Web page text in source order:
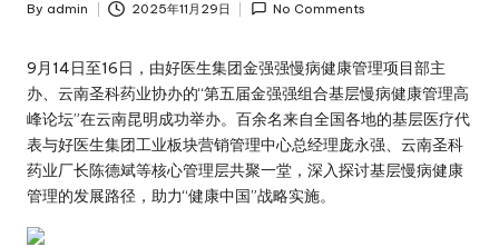
Posted
By admin 2025年11月29日 No Comments
9月14日至16日，由好医生集团金强强慢病健康管理项目部主
办、云南圣科药业协办的“第五届金强强组合基层慢病健康管理高
峰论坛”在云南昆明成功举办。百余名来自全国各地的基层医疗代
表与好医生集团工业板块营销管理中心总经理庞永强、云南圣科
药业厂长陈德斌等核心管理层共聚一堂，深入探讨基层慢病健康
管理的发展路径，助力“健康中国”战略实施。